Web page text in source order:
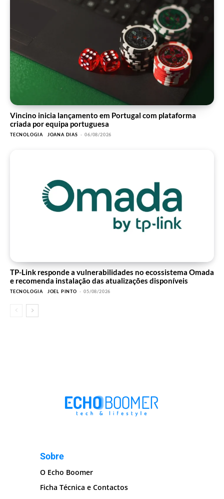
Vincino inicia lançamento em Portugal com plataforma
criada por equipa portuguesa
TECNOLOGIA JOANA DIAS - 06/08/2026
TP-Link responde a vulnerabilidades no ecossistema Omada
e recomenda instalação das atualizações disponíveis
TECNOLOGIA JOEL PINTO - 05/08/2026
Sobre
O Echo Boomer
Ficha Técnica e Contactos